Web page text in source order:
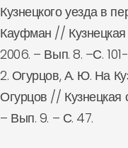
Кузнецкого уезда в
Кауфман // Кузнецкая
2006. – Вып. 8. –С. 101-
2. Огурцов, А. Ю. На
Огурцов // Кузнецкая
– Вып. 9. – С. 47.